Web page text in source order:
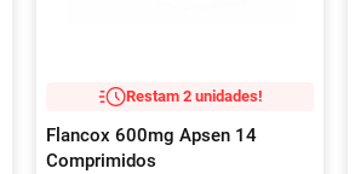
Restam 2 unidades!
Flancox 600mg Apsen 14
Comprimidos